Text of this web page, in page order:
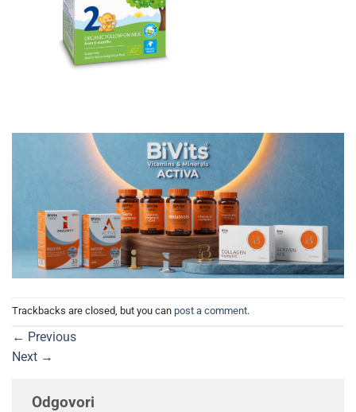
Trackbacks are closed, but you can post a comment.
← Previous
Next →
Odgovori